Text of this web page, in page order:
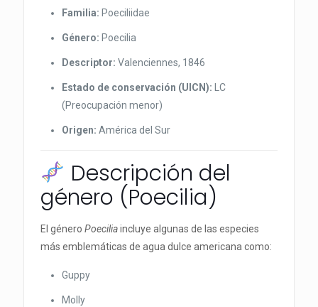
Familia: Poeciliidae
Género: Poecilia
Descriptor: Valenciennes, 1846
Estado de conservación (UICN): LC
(Preocupación menor)
Origen: América del Sur
Descripción del
género (Poecilia)
El géneroPoeciliaincluye algunas de las especies
más emblemáticas de agua dulce americana como:
Guppy
Molly